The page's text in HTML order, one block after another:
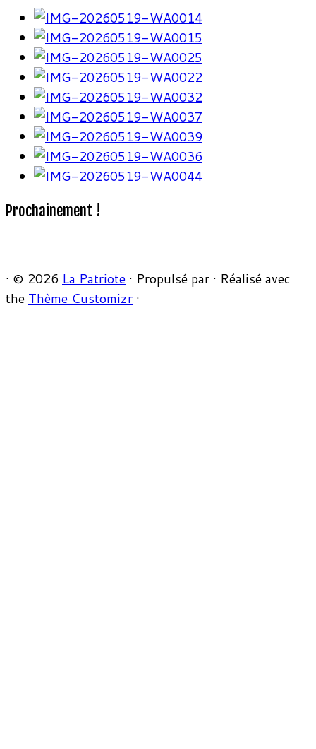
Prochainement !
· © 2026 La Patriote · Propulsé par · Réalisé avec
the Thème Customizr ·